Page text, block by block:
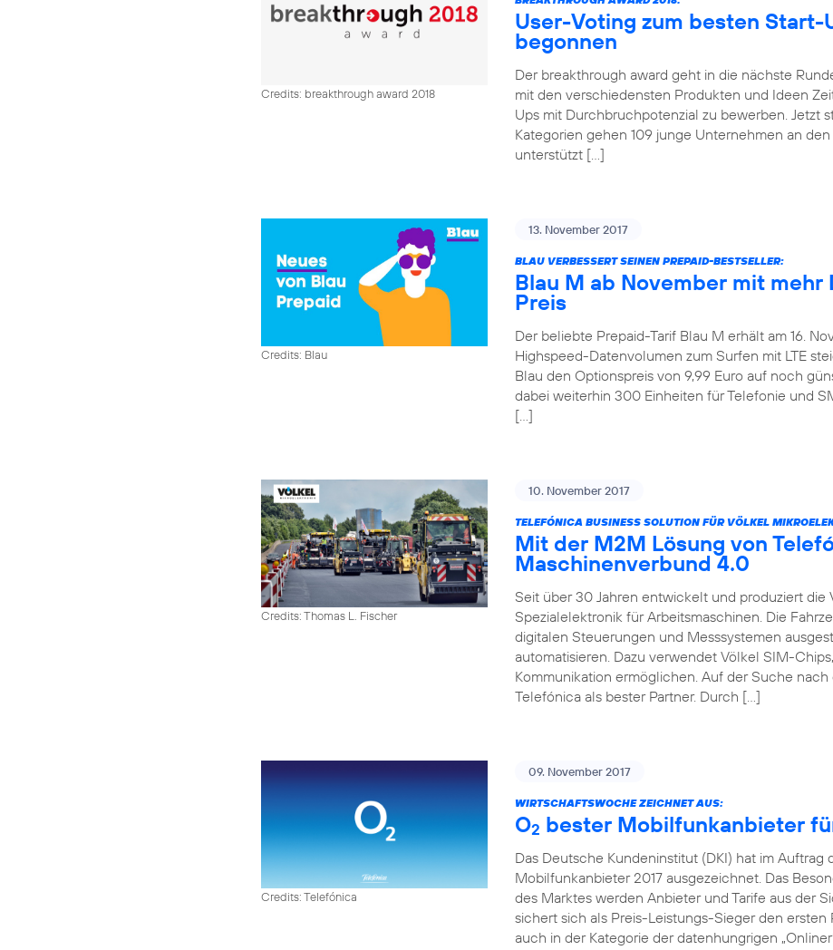
Credits: breakthrough award 2018
User-Voting zum besten
begonnen
Der breakthrough award geht in die nächste
mit den verschiedensten Produkten und Ideen
Ups mit Durchbruchpotenzial zu bewerben. Jetzt
Kategorien gehen 109 junge Unternehmen an den
unterstützt […]
Credits: Blau
13. November 2017
BLAU VERBESSERT SEINEN PREPAID-BESTSELLER:
Blau M ab November mit mehr
Preis
Der beliebte Prepaid-Tarif Blau M erhält am 16.
Highspeed-Datenvolumen zum Surfen mit LTE
Blau den Optionspreis von 9,99 Euro auf noch
dabei weiterhin 300 Einheiten für Telefonie und
[…]
Credits: Thomas L. Fischer
10. November 2017
TELEFÓNICA BUSINESS SOLUTION FÜR VÖLKEL
Mit der M2M Lösung von
Maschinenverbund 4.0
Seit über 30 Jahren entwickelt und produziert die
Spezialelektronik für Arbeitsmaschinen. Die
digitalen Steuerungen und Messsystemen
automatisieren. Dazu verwendet Völkel SIM-
Kommunikation ermöglichen. Auf der Suche
Telefónica als bester Partner. Durch […]
Credits: Telefónica
09. November 2017
WIRTSCHAFTSWOCHE ZEICHNET AUS:
O2 bester Mobilfunkanbieter
Das Deutsche Kundeninstitut (DKI) hat im
Mobilfunkanbieter 2017 ausgezeichnet. Das
des Marktes werden Anbieter und Tarife aus der
sichert sich als Preis-Leistungs-Sieger den
auch in der Kategorie der datenhungrigen